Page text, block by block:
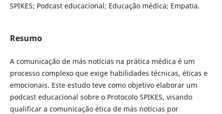
SPIKES; Podcast educacional; Educação médica; Empatia.
Resumo
A comunicação de más notícias na prática médica é um
processo complexo que exige habilidades técnicas, éticas e
emocionais. Este estudo teve como objetivo elaborar um
podcast educacional sobre o Protocolo SPIKES, visando
qualificar a comunicação ética de más notícias por